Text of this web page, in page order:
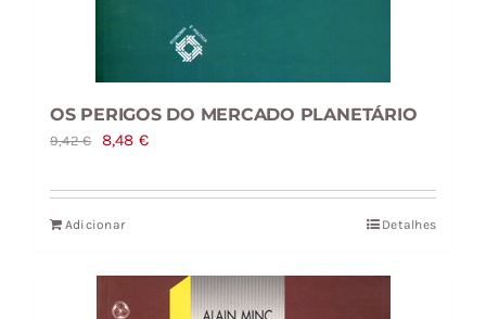
OS PERIGOS DO MERCADO PLANETÁRIO
9,42€
O
original
era:
8,48 €O
atual
Adicionar Detalhes